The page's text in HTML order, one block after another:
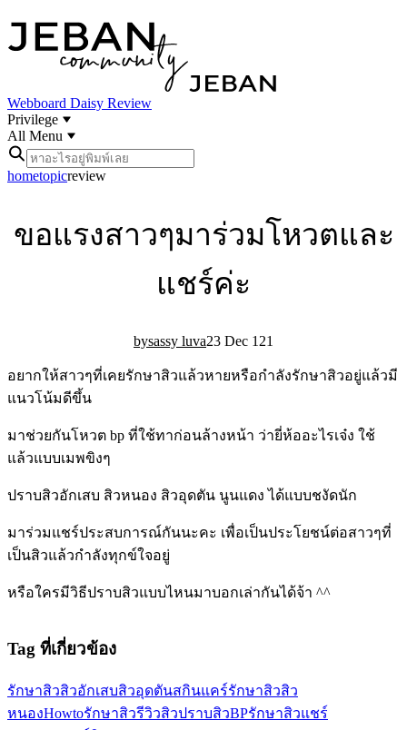
Webboard Daisy Review
Privilege
All Menu
hometopicreview
ขอแรงสาวๆมาร่วมโหวตและ
แชร์ค่ะ
sassy luva23 Dec 121
อยากให้สาวๆที่เคยรักษาสิวแล้วหายหรือกำลังรักษาสิวอยู่แล้วมี
แนวโน้มดีขึ้น
มาช่วยกันโหวต bp ที่ใช้ทาก่อนล้างหน้า ว่ายี่ห้ออะไรเจ๋ง ใช้
แล้วแบบเมพขิงๆ
ปราบสิวอักเสบ สิวหนอง สิวอุดตัน นูนแดง ได้แบบชงัดนัก
มาร่วมแชร์ประสบการณ์กันนะคะ เพื่อเป็นประโยชน์ต่อสาวๆที่
เป็นสิวแล้วกำลังทุกข์ใจอยู่
หรือใครมีวิธีปราบสิวแบบไหนมาบอกเล่ากันได้จ้า ^^
Tag ที่เกี่ยวข้อง
รักษาสิวสิวอักเสบสิวอุดตันสกินแคร์รักษาสิวสิว
หนองHowtoรักษาสิวรีวิวสิวปราบสิวBPรักษาสิวแชร์